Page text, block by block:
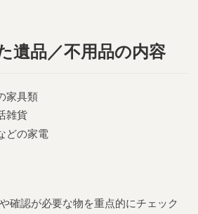
遺品／不用品の内容
家具類
雑貨
どの家電
確認が必要な物を重点的にチェック